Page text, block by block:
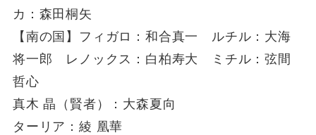
カ：森田桐矢
【南の国】フィガロ：和合真一 ルチル：大海
将一郎 レノックス：白柏寿大 ミチル：弦間
哲心
真木 晶（賢者）：大森夏向
ターリア：綾 凰華